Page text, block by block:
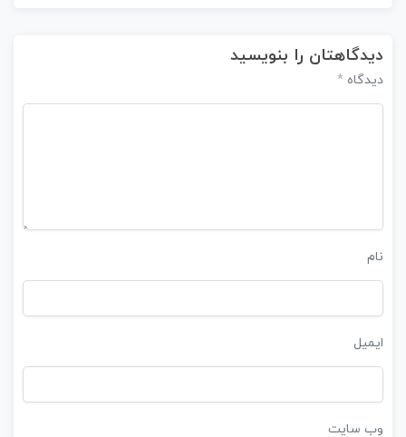
دیدگاهتان را بنویسید
دیدگاه *
نام
ایمیل
وب‌ سایت